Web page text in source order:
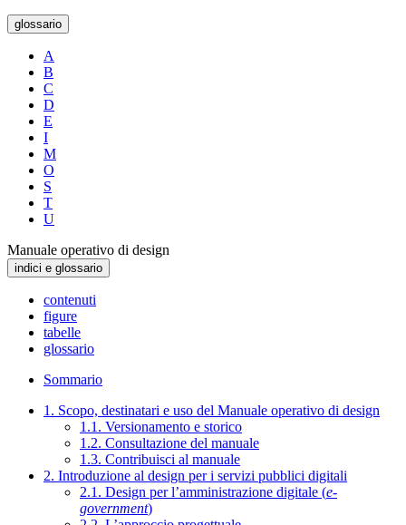
glossario
A
B
C
D
E
I
M
O
S
T
U
Manuale operativo di design
indici e glossario
contenuti
figure
tabelle
glossario
Sommario
1. Scopo, destinatari e uso del Manuale operativo di design
1.1. Versionamento e storico
1.2. Consultazione del manuale
1.3. Contribuisci al manuale
2. Introduzione al design per i servizi pubblici digitali
2.1. Design per l’amministrazione digitale (e-
government)